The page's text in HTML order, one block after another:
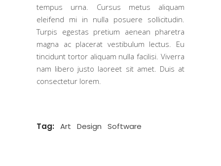
tempus urna. Cursus metus aliquam
eleifend mi in nulla posuere sollicitudin.
Turpis egestas pretium aenean pharetra
magna ac placerat vestibulum lectus. Eu
tincidunt tortor aliquam nulla facilisi. Viverra
nam libero justo laoreet sit amet. Duis at
consectetur lorem.
Tag: Art Design Software